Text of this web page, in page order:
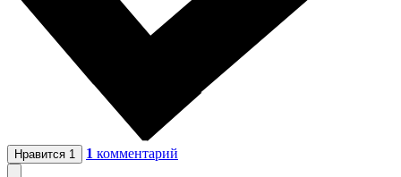
Нравится 1 1 комментарий